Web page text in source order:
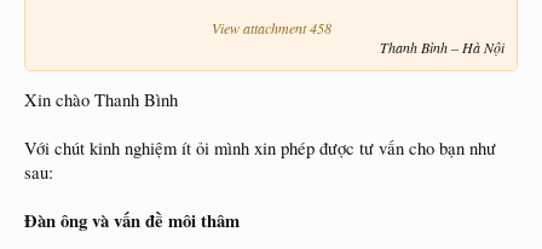
View attachment 458
Thanh Bình – Hà Nội​
Xin chào Thanh Bình
Với chút kinh nghiệm ít ỏi mình xin phép được tư vấn cho bạn như
sau:
Đàn ông và vấn đề môi thâm